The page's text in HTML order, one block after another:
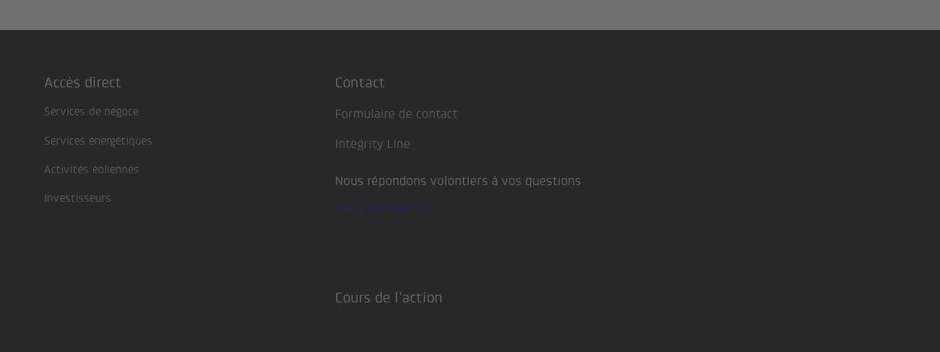
FooterAccès direct
Services de négoce
Services énergétiques
Activités éoliennes
Investisseurs
Contact
Formulaire de contact
Integrity Line
Nous répondons volontiers à vos questions
+33 1 84 20 02 36
Cours de l’action